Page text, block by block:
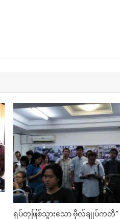
ရုပ်တုဖြစ်သွားသော ဗိုလ်ချုပ်ကတိ”